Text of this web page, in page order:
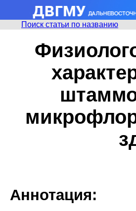
Поиск статьи по названию
Аннотация: